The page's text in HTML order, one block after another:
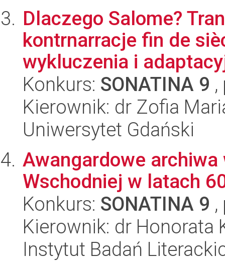
Dlaczego Salome?
kontrnarracje fin de
wykluczenia i
Konkurs: SONATINA 9
Kierownik: dr Zofia
Uniwersytet Gdański
Awangardowe
Wschodniej w latach
Konkurs: SONATINA 9
Kierownik: dr Honorata
Instytut Badań